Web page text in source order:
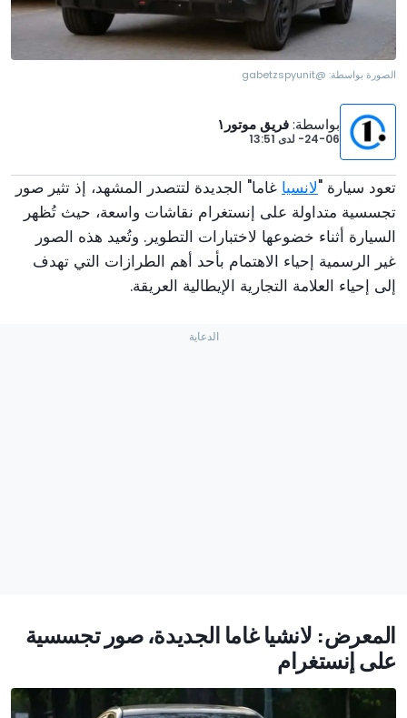
الصورة بواسطة: @gabetzspyunit
بواسطة:فريق موتور١
24-06- لدى
تعود سيارة "لانسيا غاما" الجديدة لتتصدر المشهد، إذ تثير صور
تجسسية متداولة على إنستغرام نقاشات واسعة، حيث تُظهر
السيارة أثناء خضوعها لاختبارات التطوير. وتُعيد هذه الصور
غير الرسمية إحياء الاهتمام بأحد أهم الطرازات التي تهدف
إلى إحياء العلامة التجارية الإيطالية العريقة.
المعرض: لانشيا غاما الجديدة، صور تجسسية
على إنستغرام